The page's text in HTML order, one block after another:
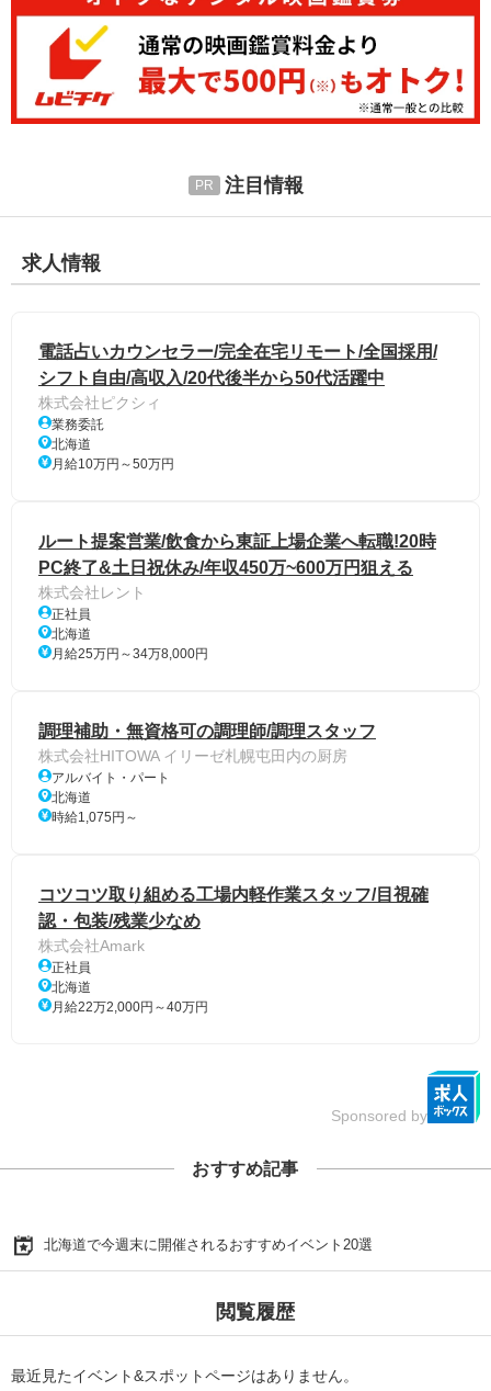
注目情報
求人情報
電話占いカウンセラー/完全在宅リモート/全国採用/
シフト自由/高収入/20代後半から50代活躍中
株式会社ピクシィ
業務委託
北海道
月給10万円～50万円
ルート提案営業/飲食から東証上場企業へ転職!20時
PC終了&土日祝休み/年収450万~600万円狙える
株式会社レント
正社員
北海道
月給25万円～34万8,000円
調理補助・無資格可の調理師/調理スタッフ
株式会社HITOWA イリーゼ札幌屯田内の厨房
アルバイト・パート
北海道
時給1,075円～
コツコツ取り組める工場内軽作業スタッフ/目視確
認・包装/残業少なめ
株式会社Amark
正社員
北海道
月給22万2,000円～40万円
Sponsored by
おすすめ記事
北海道で今週末に開催されるおすすめイベント20選
閲覧履歴
最近見たイベント&スポットページはありません。